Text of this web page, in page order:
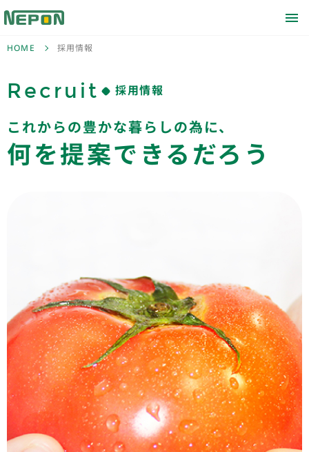
HOME 採用情報
Recruit 採用情報
これからの豊かな暮らしの為に、
何を提案できるだろう